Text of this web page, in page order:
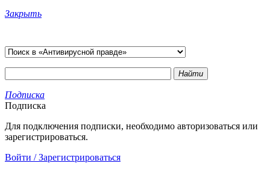
Закрыть
Найти
Подписка
Подписка
Для подключения подписки, необходимо авторизоваться или
зарегистрироваться.
Войти / Зарегистрироваться